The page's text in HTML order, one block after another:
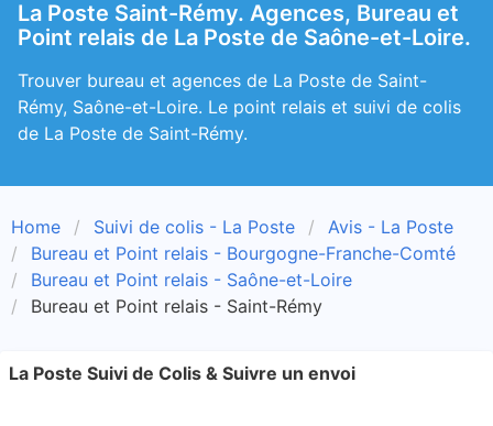
La Poste Saint-Rémy. Agences, Bureau et
Point relais de La Poste de Saône-et-Loire.
Trouver bureau et agences de La Poste de Saint-
Rémy, Saône-et-Loire. Le point relais et suivi de colis
de La Poste de Saint-Rémy.
Home Suivi de colis - La Poste
Avis - La Poste
Bureau et Point relais - Bourgogne-Franche-Comté
Bureau et Point relais - Saône-et-Loire
Bureau et Point relais - Saint-Rémy
La Poste Suivi de Colis & Suivre un envoi